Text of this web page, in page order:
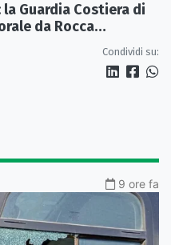
Guardia Costiera di
da Rocca
Condividi su:
9 ore fa